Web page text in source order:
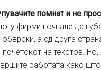
помнат и не
фирми почнале да
обврски, а од друга
почетокот на текстов. Но,
работата како